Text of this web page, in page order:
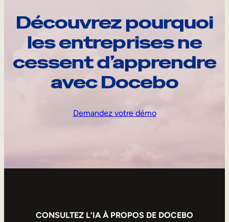
Découvrez pourquoi
les entreprises ne
cessent d’apprendre
avec Docebo
Demandez votre démo
CONSULTEZ L’IA À PROPOS DE DOCEBO